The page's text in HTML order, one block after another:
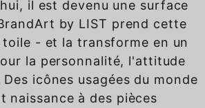
il est devenu une surface
by LIST prend cette
- et la transforme en un
la personnalité, l'attitude
icônes usagées du monde
naissance à des pièces